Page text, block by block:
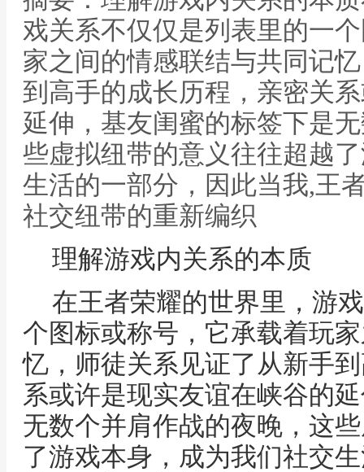
戏关系不仅仅是列表里的一
家之间的情感联结与共同记
到高手的成长历程，亲密关
延伸，基友闺蜜的标签下是
些虚拟纽带的意义往往超越
生活的一部分，因此当我,王
社交纽带的重新编织
理解游戏内关系的本质
在王者荣耀的世界里，游
个图标或称号，它承载着玩
忆，师徒关系见证了从新手
系或许是现实友谊在峡谷的
无数个并肩作战的夜晚，这
了游戏本身，成为我们社交